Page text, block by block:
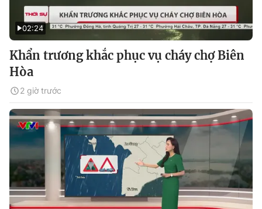
02:24
Khẩn trương khắc phục vụ cháy chợ Biên
Hòa
2 giờ trước